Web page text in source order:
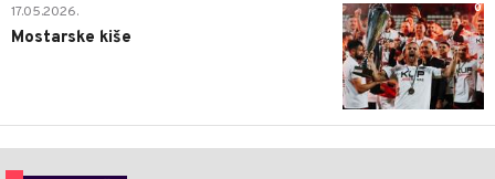
0
17.05.2026.
Mostarske kiše